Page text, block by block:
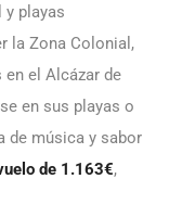
playas
la Zona Colonial,
en el Alcázar de
en sus playas o
de música y sabor
de 1.163€,